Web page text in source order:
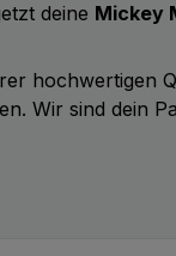
deine Mickey
hochwertigen
Wir sind dein